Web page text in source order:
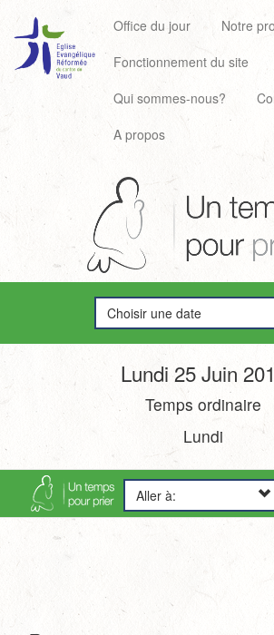
Office du jour
Notre
Fonctionnement du site
Qui sommes-nous?
A propos
Choisir une date
Lundi 25 Juin
Temps ordinaire
Lundi
Aller à: